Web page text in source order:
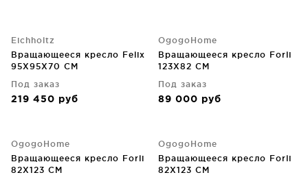
Eichholtz
Вращающееся кресло Felix
95X95X70 CM
Под заказ
219 450 руб
OgogoHome
Вращающееся кресло Forli
123X82 CM
Под заказ
89 000 руб
OgogoHome
Вращающееся кресло Forli
82X123 CM
OgogoHome
Вращающееся кресло Forli
82X123 CM